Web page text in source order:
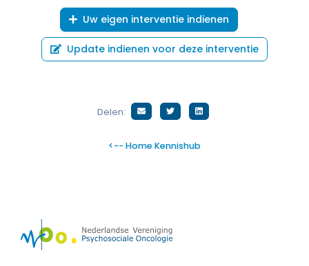
Uw eigen interventie indienen
Update indienen voor deze interventie
Delen:
<-- Home Kennishub